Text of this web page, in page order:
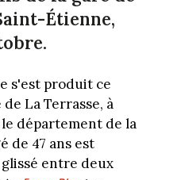
Étienne,
s'est produit ce
La Terrasse, à
département de la
de 47 ans est
entre deux